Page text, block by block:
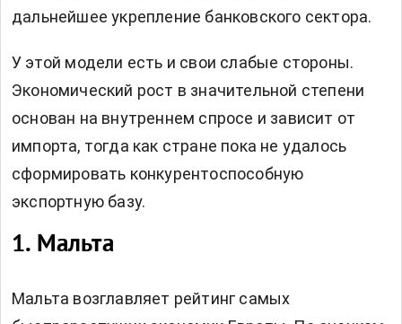
дальнейшее укрепление банковского сектора.
У этой модели есть и свои слабые стороны.
Экономический рост в значительной степени
основан на внутреннем спросе и зависит от
импорта, тогда как стране пока не удалось
сформировать конкурентоспособную
экспортную базу.
1. Мальта
Мальта возглавляет рейтинг самых